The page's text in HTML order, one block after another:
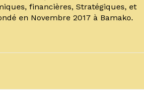
financières, Stratégiques, et
en Novembre 2017 à Bamako.